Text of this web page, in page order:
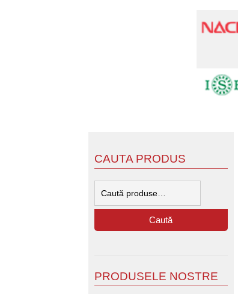
CAUTA PRODUS
Caută
PRODUSELE NOSTRE